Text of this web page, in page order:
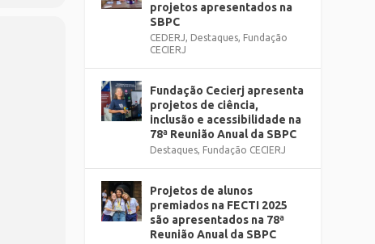
projetos apresentados na
SBPC
CEDERJ, Destaques, Fundação
CECIERJ
Fundação Cecierj apresenta
projetos de ciência,
inclusão e acessibilidade na
78ª Reunião Anual da SBPC
Destaques, Fundação CECIERJ
Projetos de alunos
premiados na FECTI 2025
são apresentados na 78ª
Reunião Anual da SBPC